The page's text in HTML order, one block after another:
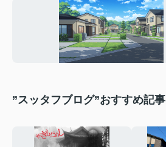
”スッタフブログ”おすすめ記事